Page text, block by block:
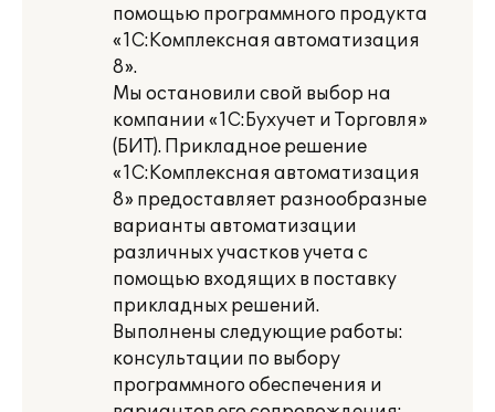
помощью программного продукта
«1С:Комплексная автоматизация
8».
Мы остановили свой выбор на
компании «1С:Бухучет и Торговля»
(БИТ). Прикладное решение
«1С:Комплексная автоматизация
8» предоставляет разнообразные
варианты автоматизации
различных участков учета с
помощью входящих в поставку
прикладных решений.
Выполнены следующие работы:
консультации по выбору
программного обеспечения и